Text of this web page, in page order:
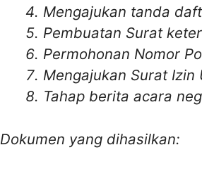
Mengajukan tanda
Pembuatan Surat
Permohonan Nomor
Mengajukan Surat Izin
Tahap berita acara
Dokumen yang dihasilkan: